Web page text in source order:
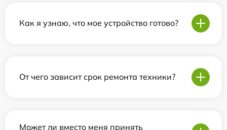
Как я узнаю, что мое устройство готово?
От чего зависит срок ремонта техники?
Может ли вместо меня принять